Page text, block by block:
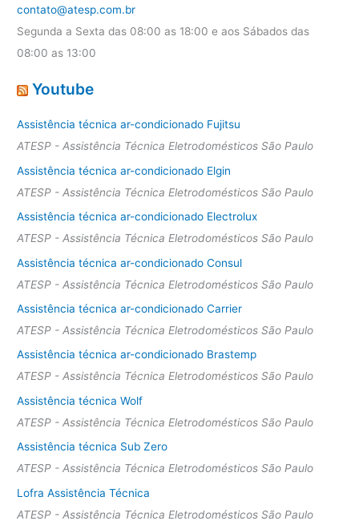
contato@atesp.com.br
Segunda a Sexta das 08:00 as 18:00 e aos Sábados das
08:00 as 13:00
Youtube
Assistência técnica ar-condicionado Fujitsu
ATESP - Assistência Técnica Eletrodomésticos São Paulo
Assistência técnica ar-condicionado Elgin
ATESP - Assistência Técnica Eletrodomésticos São Paulo
Assistência técnica ar-condicionado Electrolux
ATESP - Assistência Técnica Eletrodomésticos São Paulo
Assistência técnica ar-condicionado Consul
ATESP - Assistência Técnica Eletrodomésticos São Paulo
Assistência técnica ar-condicionado Carrier
ATESP - Assistência Técnica Eletrodomésticos São Paulo
Assistência técnica ar-condicionado Brastemp
ATESP - Assistência Técnica Eletrodomésticos São Paulo
Assistência técnica Wolf
ATESP - Assistência Técnica Eletrodomésticos São Paulo
Assistência técnica Sub Zero
ATESP - Assistência Técnica Eletrodomésticos São Paulo
Lofra Assistência Técnica
ATESP - Assistência Técnica Eletrodomésticos São Paulo